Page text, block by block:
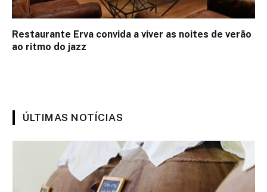
Restaurante Erva convida a viver as noites de verão
ao ritmo do jazz
ÚLTIMAS NOTÍCIAS